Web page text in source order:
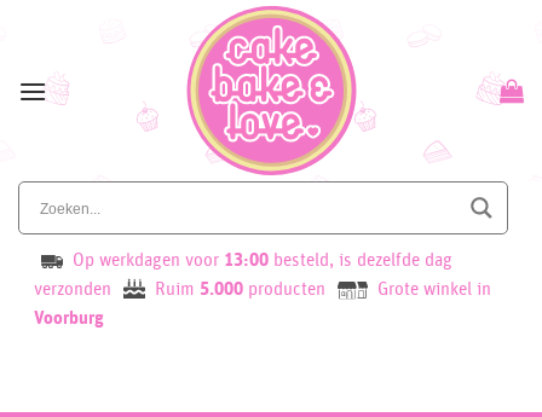
content
Op werkdagen voor 13:00 besteld, is dezelfde dag
verzonden
Ruim 5.000 producten
Grote winkel in
Voorburg